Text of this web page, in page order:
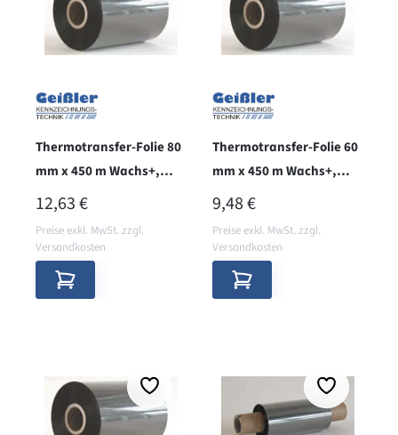
Thermotransfer-Folie 80
mm x 450 m Wachs+,
aussen
REGULÄRER PREIS:
12,63 €
Preise exkl. MwSt. zzgl.
Versandkosten
Thermotransfer-Folie 60
mm x 450 m Wachs+,
aussen, BRILLIANT
REGULÄRER PREIS:
9,48 €
Preise exkl. MwSt. zzgl.
Versandkosten